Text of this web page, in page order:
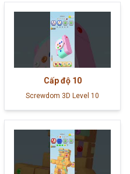
Cấp độ 10
Screwdom 3D Level 10